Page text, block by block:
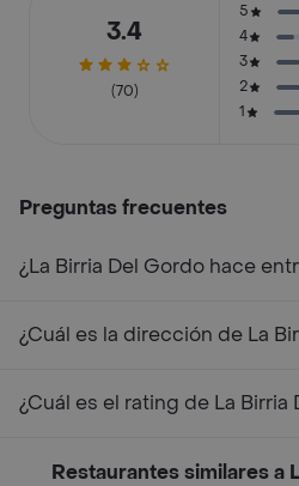
3.4
(70)
5
4
3
2
1
Preguntas frecuentes
¿La Birria Del Gordo hace
¿Cuál es la dirección de La
¿Cuál es el rating de La Birria
Restaurantes similares a